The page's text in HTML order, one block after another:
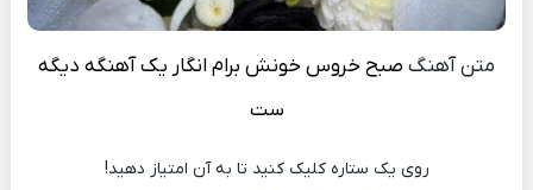
متن آهنگ صبح خروس خونش برام انگار یک آهنگه دیگه
ست
روی یک ستاره کلیک کنید تا به آن امتیاز دهید!